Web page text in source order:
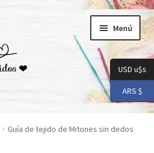
Menú
Guía de tejido de Mitones sin dedos
USD u$s
ARS $